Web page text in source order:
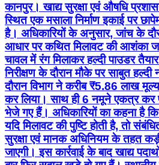
कानपुर। खाद्य सुरक्षा एवं औषधि
स्थित एक मसाला निर्माण इकाई पर
है। अधिकारियों के अनुसार, जांच के
आधार पर कथित मिलावट की आशंका
चावल में रंग मिलाकर हल्दी पाउडर
निरीक्षण के दौरान मौके पर साबुत हल्दी
दौरान विभाग ने करीब ₹5.86 लाख
कर लिया। साथ ही 6 नमूने एकत्र कर
भेजे गए हैं। अधिकारियों का कहना है
यदि मिलावट की पुष्टि होती है, तो
सुरक्षा एवं मानक अधिनियम के तहत कड़ी
जाएगी। इस कार्रवाई के बाद खाद्य